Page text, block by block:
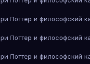
Поттер и философский
Поттер и философский
Поттер и философский